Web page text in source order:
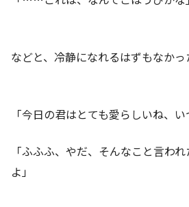
などと、冷静になれるはずもなかっ
「今日の君はとても愛らしいね、い
「ふふふ、やだ、そんなこと言わ
よ」